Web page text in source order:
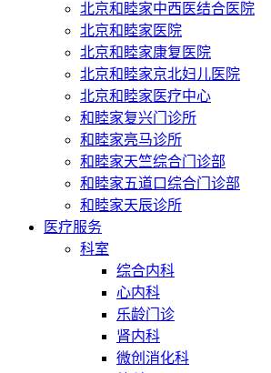
北京和睦家中西医结合医院
北京和睦家医院
北京和睦家康复医院
北京和睦家京北妇儿医院
北京和睦家医疗中心
和睦家复兴门诊所
和睦家亮马诊所
和睦家天竺综合门诊部
和睦家五道口综合门诊部
和睦家天辰诊所
医疗服务
科室
综合内科
心内科
乐龄门诊
肾内科
微创消化科